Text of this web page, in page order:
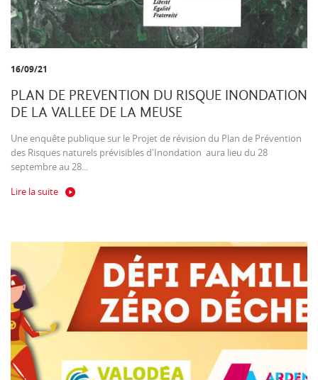
16/09/21
PLAN DE PREVENTION DU RISQUE INONDATION
DE LA VALLEE DE LA MEUSE
Une enquête publique sur le Projet de révision du Plan de Prévention
des Risques naturels prévisibles d'Inondation aura lieu du 28
septembre au 28...
Lire la suite